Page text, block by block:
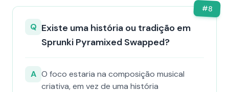
#8
Q Existe uma história ou tradição em
Sprunki Pyramixed Swapped?
A O foco estaria na composição musical
criativa, em vez de uma história